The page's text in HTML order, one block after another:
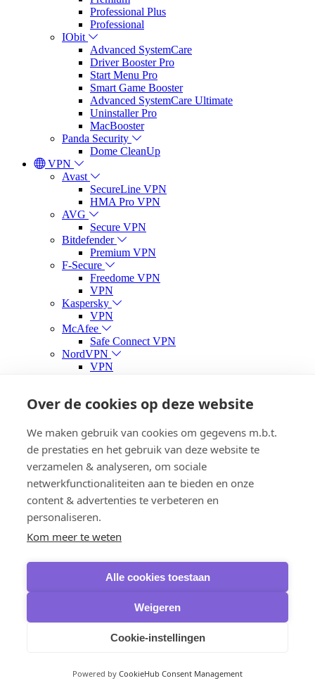
Professional Plus
Professional
IObit
Advanced SystemCare
Driver Booster Pro
Start Menu Pro
Smart Game Booster
Advanced SystemCare Ultimate
Uninstaller Pro
MacBooster
Panda Security
Dome CleanUp
VPN
Avast
SecureLine VPN
HMA Pro VPN
AVG
Secure VPN
Bitdefender
Premium VPN
F-Secure
Freedome VPN
VPN
Kaspersky
VPN
McAfee
Safe Connect VPN
NordVPN
VPN
VPN Complete
Dome VPN
IObit
iTop VPN & iTop Private Browser
Sicherung, Datenwiederherstellung und Brennen
IObit
iTop Data Recovery
Smart Defrag Pro
Ashampoo
Burning Studio
Backupper Pro Family
Backupper Server
Backupper Technician
Backupper Technician Plus
FoneTool Professional
OneKey Recovery
Over de cookies op deze website
We maken gebruik van cookies om gegevens m.b.t.
de prestaties en het gebruik van deze website te
verzamelen & analyseren, om sociale
netwerkfunctionaliteiten aan te bieden en onze
content & advertenties te verbeteren en
personaliseren.
Kom meer te weten
Alle cookies toestaan
Weigeren
Cookie-instellingen
Powered by CookieHub Consent Management